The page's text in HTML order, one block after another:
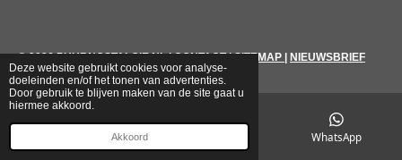
Deze website gebruikt cookies voor analyse-
doeleinden en/of het tonen van advertenties.
Door gebruik te blijven maken van de site gaat u
hiermee akkoord.
Akkoord
© 2026 PUURNOSTALGIE.NL|CONTACT|SITEMAP NIEUWSBRIEF
WhatsApp